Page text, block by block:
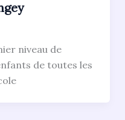
niveau de
de toutes les